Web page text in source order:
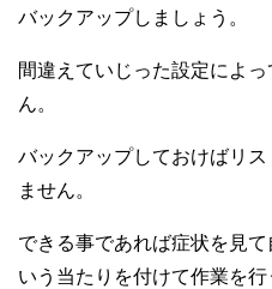
バックアップしましょう。
間違えていじった設定によ
ん。
バックアップしておけばリ
ません。
できる事であれば症状を見
いう当たりを付けて作業を行